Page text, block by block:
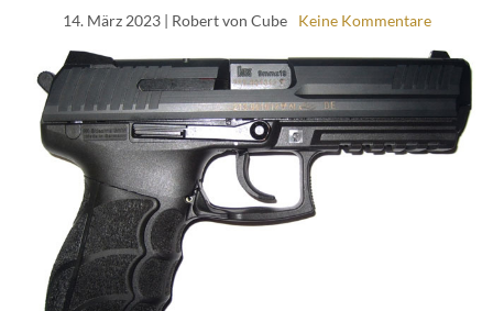
14. März 2023| Robert von Cube Keine Kommentare